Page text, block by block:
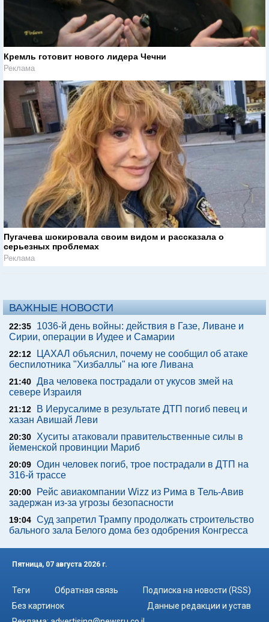
Кремль готовит нового лидера Чечни
Реклама
Пугачева шокировала своим видом и рассказала о
серьезных проблемах
Реклама
ВАЖНЫЕ НОВОСТИ
22:35
1036-й день войны: действия в Газе, Ливане и
Сирии, операции в Иудее и Самарии
22:12
ЦАХАЛ объяснил, почему не сообщил об атаке
беспилотника "Хизбаллы" на юге Ливана
21:40 Два человека пострадали от укусов змей на
севере Израиля
21:12
В Иерусалиме в результате ДТП погиб певец и
хазан Авишай Леви
20:30 Хуситы атаковали правительственные силы в
йеменской провинции Мариб
20:09 Один человек погиб, трое пострадали в ДТП на
316-й трассе
20:00
Рейс авиакомпании Wizz из Рима в Тель-Авив
задержан из-за угрозы безопасности
19:04 Суд запретил Трампу продолжать строительство
бального зала Белого дома без одобрения Конгресса
Пятница, 07 августа 2026 г.
Теги Обратная связь
Подписка на новости (RSS)
Без картинок
Данные редакции и устав